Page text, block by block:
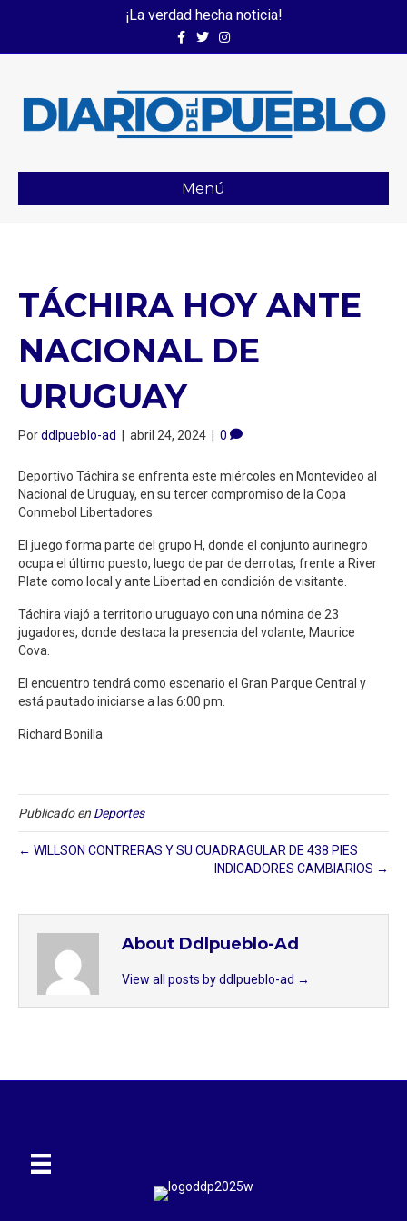
¡La verdad hecha noticia!
FacebookTwitterInstagram
Menú
TÁCHIRA HOY ANTE
NACIONAL DE
URUGUAY
Porddlpueblo-ad | abril 24, 2024 | 0
Deportivo Táchira se enfrenta este miércoles en Montevideo al
Nacional de Uruguay, en su tercer compromiso de la Copa
Conmebol Libertadores.
El juego forma parte del grupo H, donde el conjunto aurinegro
ocupa el último puesto, luego de par de derrotas, frente a River
Plate como local y ante Libertad en condición de visitante.
Táchira viajó a territorio uruguayo con una nómina de 23
jugadores, donde destaca la presencia del volante, Maurice
Cova.
El encuentro tendrá como escenario el Gran Parque Central y
está pautado iniciarse a las 6:00 pm.
Richard Bonilla
Publicado en Deportes
← WILLSON CONTRERAS Y SU CUADRAGULAR DE 438 PIES
INDICADORES CAMBIARIOS →
About Ddlpueblo-Ad
View all posts by ddlpueblo-ad →